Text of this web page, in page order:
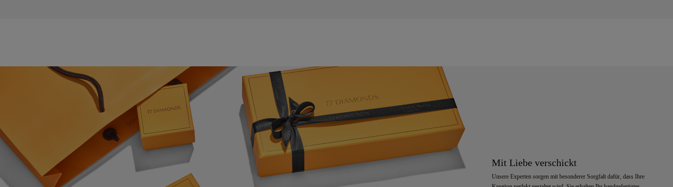
Mit Liebe verschickt
Unsere Experten sorgen mit besonderer Sorgfalt dafür, dass Ihre